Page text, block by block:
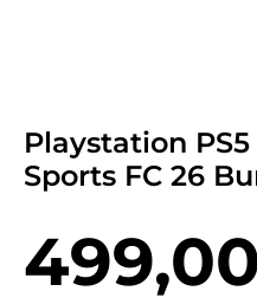
Playstation
Sports FC 26